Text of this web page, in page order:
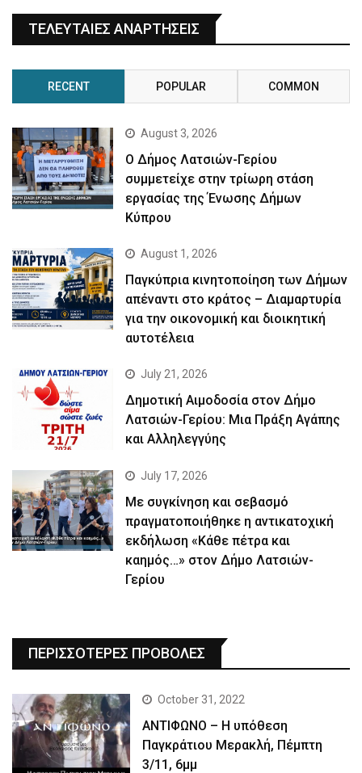
ΤΕΛΕΥΤΑΙΕΣ ΑΝΑΡΤΗΣΕΙΣ
RECENT POPULAR COMMON
August 3, 2026
Ο Δήμος Λατσιών-Γερίου
συμμετείχε στην τρίωρη στάση
εργασίας της Ένωσης Δήμων
Κύπρου
August 1, 2026
Παγκύπρια κινητοποίηση των Δήμων
απέναντι στο κράτος – Διαμαρτυρία
για την οικονομική και διοικητική
αυτοτέλεια
July 21, 2026
Δημοτική Αιμοδοσία στον Δήμο
Λατσιών-Γερίου: Μια Πράξη Αγάπης
και Αλληλεγγύης
July 17, 2026
Με συγκίνηση και σεβασμό
πραγματοποιήθηκε η αντικατοχική
εκδήλωση «Κάθε πέτρα και
καημός…» στον Δήμο Λατσιών-
Γερίου
ΠΕΡΙΣΣΟΤΕΡΕΣ ΠΡΟΒΟΛΕΣ
October 31, 2022
ΑΝΤΙΦΩΝΟ – Η υπόθεση
Παγκράτιου Μερακλή, Πέμπτη
3/11, 6μμ